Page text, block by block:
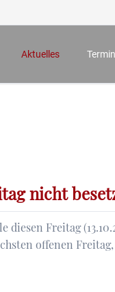
Aktuelles
nicht
Freitag
offenen Freitag,